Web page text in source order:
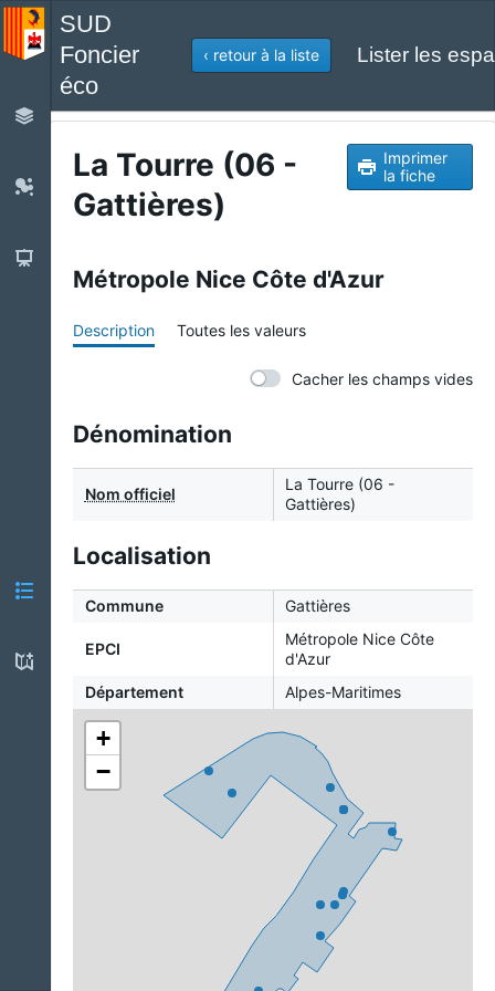
SUD
Foncier
éco
‹ retour à la liste Lister les
La Tourre (06 -
Gattières)
Imprimer
la fiche
Métropole Nice Côte d'Azur
Description Toutes les valeurs
Cacher les champs vides
Dénomination
Nom officiel
La Tourre (06 -
Gattières)
Localisation
Commune Gattières
EPCI
Métropole Nice Côte
d'Azur
Département
Alpes-Maritimes
+
−